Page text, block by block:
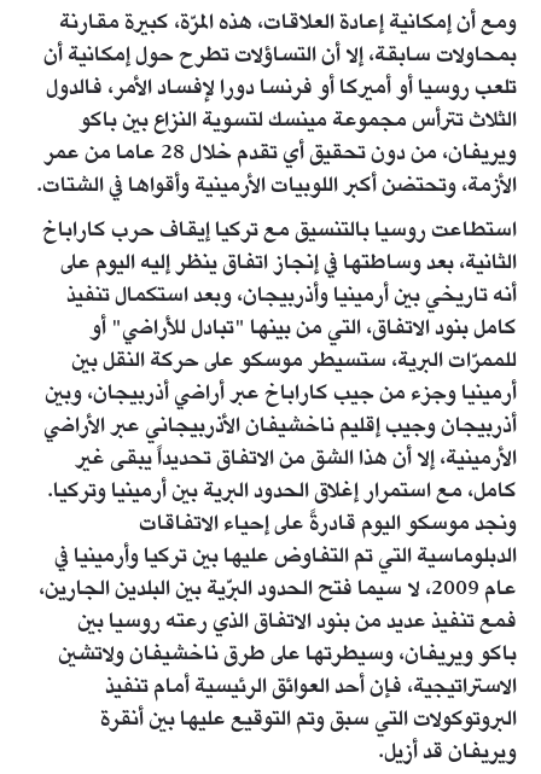
ومع أن إمكانية إعادة العلاقات، هذه المرّة، كبيرة مقارنة
بمحاولات سابقة، إلا أن التساؤلات تطرح حول إمكانية أن
تلعب روسيا أو أميركا أو فرنسا دورا لإفساد الأمر، فالدول
الثلاث تترأس مجموعة مينسك لتسوية النزاع بين باكو
ويريفان، من دون تحقيق أي تقدم خلال 28 عاما من عمر
الأزمة، وتحتضن أكبر اللوبيات الأرمينية وأقواها في الشتات.
استطاعت روسيا بالتنسيق مع تركيا إيقاف حرب كاراباخ
الثانية، بعد وساطتها في إنجاز اتفاق ينظر إليه اليوم على
أنه تاريخي بين أرمينيا وأذربيجان، وبعد استكمال تنفيذ
كامل بنود الاتفاق، التي من بينها "تبادل للأراضي" أو
للممرّات البرية، ستسيطر موسكو على حركة النقل بين
أرمينيا وجزء من جيب كاراباخ عبر أراضي أذربيجان، وبين
أذربيجان وجيب إقليم ناخشيفان الأذربيجاني عبر الأراضي
الأرمينية، إلا أن هذا الشق من الاتفاق تحديداً يبقى غير
كامل، مع استمرار إغلاق الحدود البرية بين أرمينيا وتركيا.
ونجد موسكو اليوم قادرةً على إحياء الاتفاقات
الدبلوماسية التي تم التفاوض عليها بين تركيا وأرمينيا في
عام 2009، لا سيما فتح الحدود البرّية بين البلدين الجارين،
فمع تنفيذ عديد من بنود الاتفاق الذي رعته روسيا بين
باكو ويريفان، وسيطرتها على طرق ناخشيفان ولاتشين
الاستراتيجية، فإن أحد العوائق الرئيسية أمام تنفيذ
البروتوكولات التي سبق وتم التوقيع عليها بين أنقرة
ويريفان قد أزيل.